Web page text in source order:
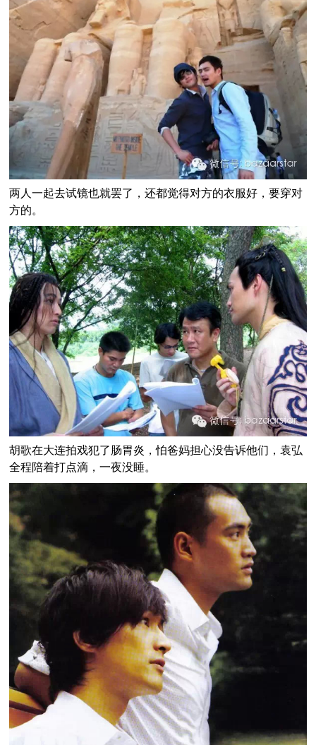
两人一起去试镜也就罢了，还都觉得对方的衣服好，要穿对
方的。
胡歌在大连拍戏犯了肠胃炎，怕爸妈担心没告诉他们，袁弘
全程陪着打点滴，一夜没睡。